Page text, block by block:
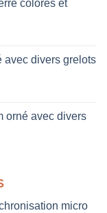
colorés et
avec divers grelots
orné avec divers
micro